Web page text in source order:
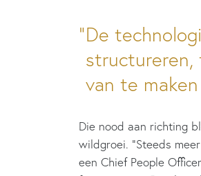
De
structureren,
van te
Die nood aan richting
wildgroei. “Steeds
een Chief People